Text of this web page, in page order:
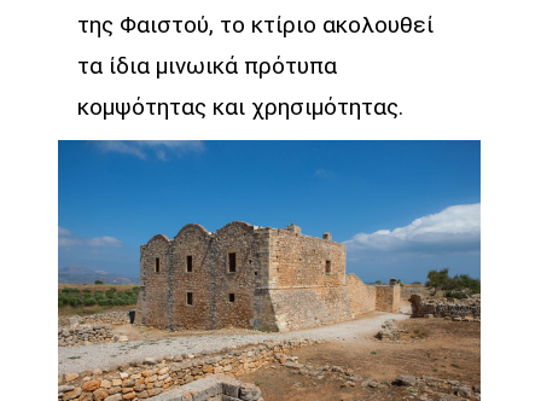
της Φαιστού, το κτίριο ακολουθεί
τα ίδια μινωικά πρότυπα
κομψότητας και χρησιμότητας.